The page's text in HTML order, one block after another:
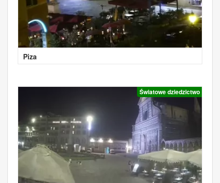
Piza
Światowe dziedzictwo